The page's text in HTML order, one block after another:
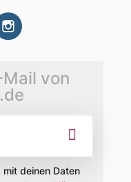
von
mit deinen Daten